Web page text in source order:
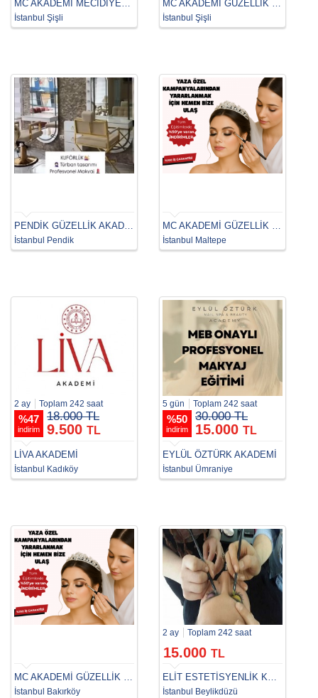
İstanbul Şişli İstanbul Şişli
İstanbul Pendik İstanbul Maltepe
2 ay Toplam 242 saat
%47
indirim
18.000 TL
9.500 TL
LİVA AKADEMİ
İstanbul Kadıköy
5 gün Toplam 242 saat
%50
indirim
30.000 TL
15.000 TL
EYLÜL ÖZTÜRK AKADEMİ
İstanbul Ümraniye
MC AKADEMİ GÜZELLİK & SAÇ BAKIM BAKIRKÖY
İstanbul Bakırköy
2 ay Toplam 242 saat
15.000 TL
ELİT ESTETİSYENLİK KURSU
İstanbul Beylikdüzü